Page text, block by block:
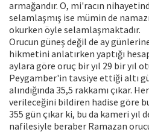
armağandır. O, mi'racın
selamlaşmış ise mümin de
okurken öyle selamlaşmaktadır.
Orucun güneş değil de ay
hikmetini anlatırken yaptığı
aylara göre oruç bir yıl 29 bir yıl
Peygamber'in tavsiye ettiği altı
alındığında 35,5 rakkamı çıkar.
verileceğini bildiren hadise göre
355 gün çıkar ki, bu da kameri yıl
nafilesiyle beraber Ramazan